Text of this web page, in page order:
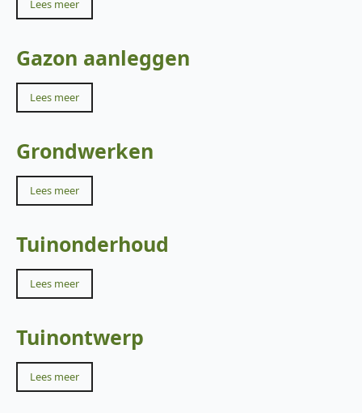
Lees meer
Gazon aanleggen
Lees meer
Grondwerken
Lees meer
Tuinonderhoud
Lees meer
Tuinontwerp
Lees meer